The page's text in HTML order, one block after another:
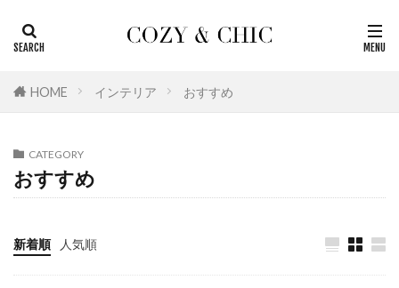
HOME インテリア おすすめ
CATEGORY
おすすめ
新着順 人気順
カテゴリー
おしゃれ
浴室
レビュー
リノベーションの基本
リノベーション